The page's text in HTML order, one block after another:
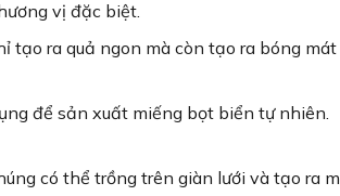
vị đặc biệt.
tạo ra quả ngon mà còn tạo ra bóng mát
để sản xuất miếng bọt biển tự nhiên.
có thể trồng trên giàn lưới và tạo ra